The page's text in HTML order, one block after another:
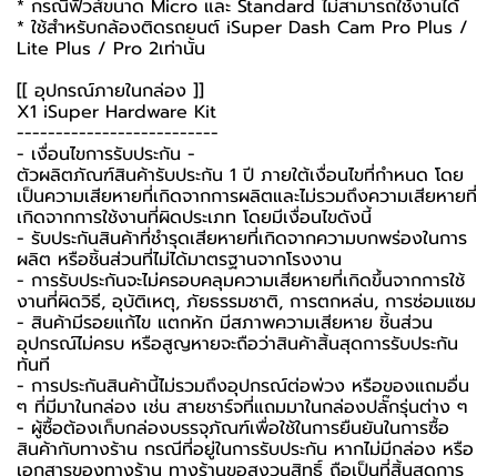
* กรณีฟิวส์ขนาด Micro และ Standard ไม่สามารถใช้งานได้
* ใช้สำหรับกล้องติดรถยนต์ iSuper Dash Cam Pro Plus /
Lite Plus / Pro 2เท่านั้น
[[ อุปกรณ์ภายในกล่อง ]]
X1 iSuper Hardware Kit
--------------------------
-️ เงื่อนไขการรับประกัน -️
ตัวผลิตภัณฑ์สินค้ารับประกัน 1 ปี ภายใต้เงื่อนไขที่กำหนด โดย
เป็นความเสียหายที่เกิดจากการผลิตและไม่รวมถึงความเสียหายที่
เกิดจากการใช้งานที่ผิดประเภท โดยมีเงื่อนไขดังนี้
- รับประกันสินค้าที่ชำรุดเสียหายที่เกิดจากความบกพร่องในการ
ผลิต หรือชิ้นส่วนที่ไม่ได้มาตรฐานจากโรงงาน
- การรับประกันจะไม่ครอบคลุมความเสียหายที่เกิดขึ้นจากการใช้
งานที่ผิดวิธี, อุบัติเหตุ, ภัยธรรมชาติ, การตกหล่น, การซ่อมแซม
- สินค้ามีรอยแก้ไข แตกหัก มีสภาพความเสียหาย ชิ้นส่วน
อุปกรณ์ไม่ครบ หรือสูญหายจะถือว่าสินค้าสิ้นสุดการรับประกัน
ทันที
- การประกันสินค้านี้ไม่รวมถึงอุปกรณ์ต่อพ่วง หรือของแถมอื่น
ๆ ที่มีมาในกล่อง เช่น สายชาร์จที่แถมมาในกล่องปลั๊กรุ่นต่าง ๆ
-️ ผู้ซื้อต้องเก็บกล่องบรรจุภัณฑ์เพื่อใช้ในการยืนยันในการซื้อ
สินค้ากับทางร้าน กรณีที่อยู่ในการรับประกัน หากไม่มีกล่อง หรือ
เอกสารของทางร้าน ทางร้านขอสงวนสิทธิ์ ถือเป็นที่สิ้นสุดการ